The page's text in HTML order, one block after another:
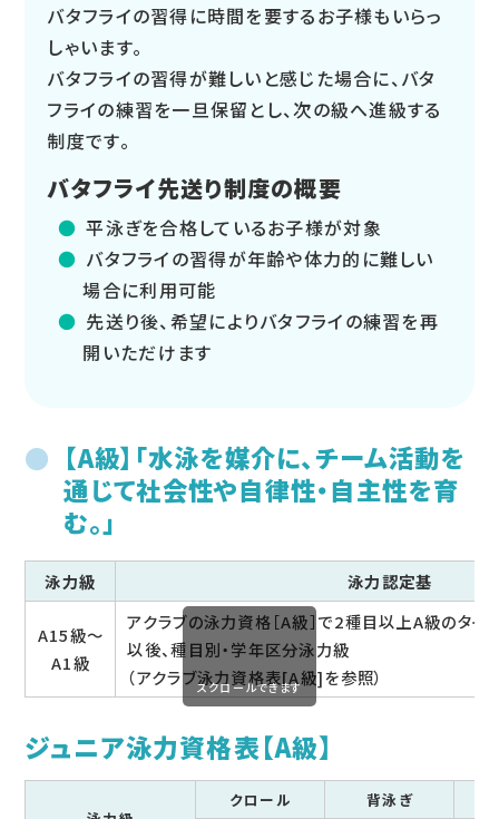
バタフライの習得に時間を要するお子様もいらっ
しゃいます。
バタフライの習得が難しいと感じた場合に、バタ
フライの練習を一旦保留とし、次の級へ進級する
制度です。
バタフライ先送り制度の概要
平泳ぎを合格しているお子様が対象
バタフライの習得が年齢や体力的に難しい
場合に利用可能
先送り後、希望によりバタフライの練習を再
開いただけます
【A級】「水泳を媒介に、チーム活動を
通じて社会性や自律性・自主性を育
む。」
泳力級 泳力認定基
A15級～
A1級
アクラブの泳力資格［A級］で2種目以上A級のタイ
以後、種目別・学年区分泳力級
（アクラブ泳力資格表[A級]を参照）
スクロールできます
ジュニア泳力資格表【A級】
クロール 背泳ぎ